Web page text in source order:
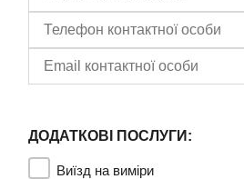
ДОДАТКОВІ ПОСЛУГИ:
Виїзд на виміри